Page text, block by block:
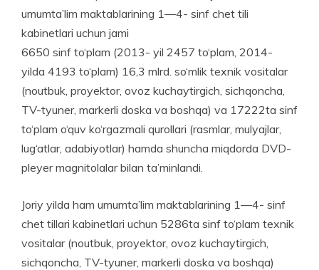
umumta’lim maktablarining 1—4- sinf chet tili
kabinetlari uchun jami
6650 sinf to‘plam (2013- yil 2457 to‘plam, 2014-
yilda 4193 to‘plam) 16,3 mlrd. so‘mlik texnik vositalar
(noutbuk, proyektor, ovoz kuchay­tirgich, sichqoncha,
TV-tyuner, markerli doska va boshqa) va 17222ta sinf
to‘plam o‘quv ko‘rgaz­mali qurollari (rasmlar, mulyajlar,
lug‘atlar, adabiyotlar) hamda shuncha miqdorda DVD-
pleyer magnitolalar bilan ta’minlandi.
Joriy yilda ham umumta’lim maktablarining 1—4- sinf
chet tillari kabinetlari uchun 5286ta sinf to‘plam texnik
vositalar (noutbuk, proyektor, ovoz kuchaytirgich,
sichqoncha, TV-tyuner, markerli doska va boshqa)